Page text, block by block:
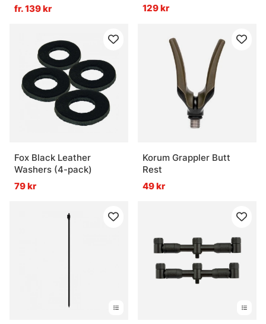
fr. 139 kr
129 kr
Fox Black Leather
Washers (4-pack)
79 kr
Korum Grappler Butt
Rest
49 kr